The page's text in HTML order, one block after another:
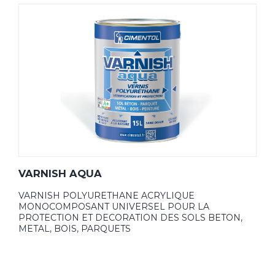
VARNISH AQUA
VARNISH POLYURETHANE ACRYLIQUE
MONOCOMPOSANT UNIVERSEL POUR LA
PROTECTION ET DECORATION DES SOLS BETON,
METAL, BOIS, PARQUETS